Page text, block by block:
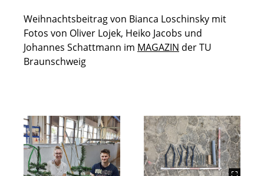
Weihnachtsbeitrag von Bianca Loschinsky mit
Fotos von Oliver Lojek, Heiko Jacobs und
Johannes Schattmann im MAGAZIN der TU
Braunschweig